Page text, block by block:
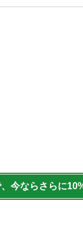
今ならさらに